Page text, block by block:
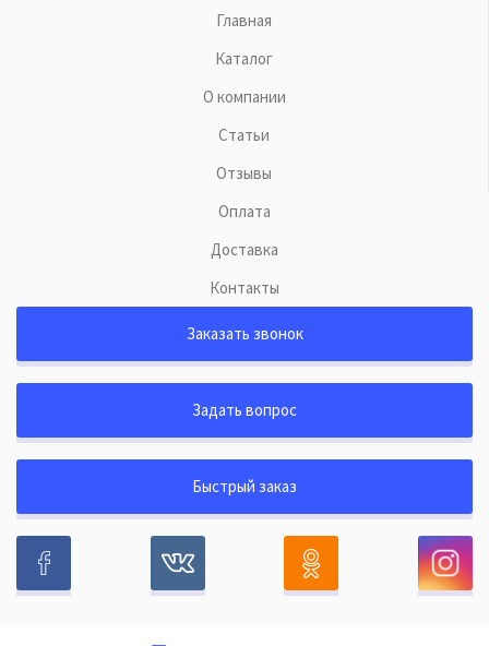
Главная
Каталог
О компании
Статьи
Отзывы
Оплата
Доставка
Контакты
Заказать звонок
Задать вопрос
Быстрый заказ